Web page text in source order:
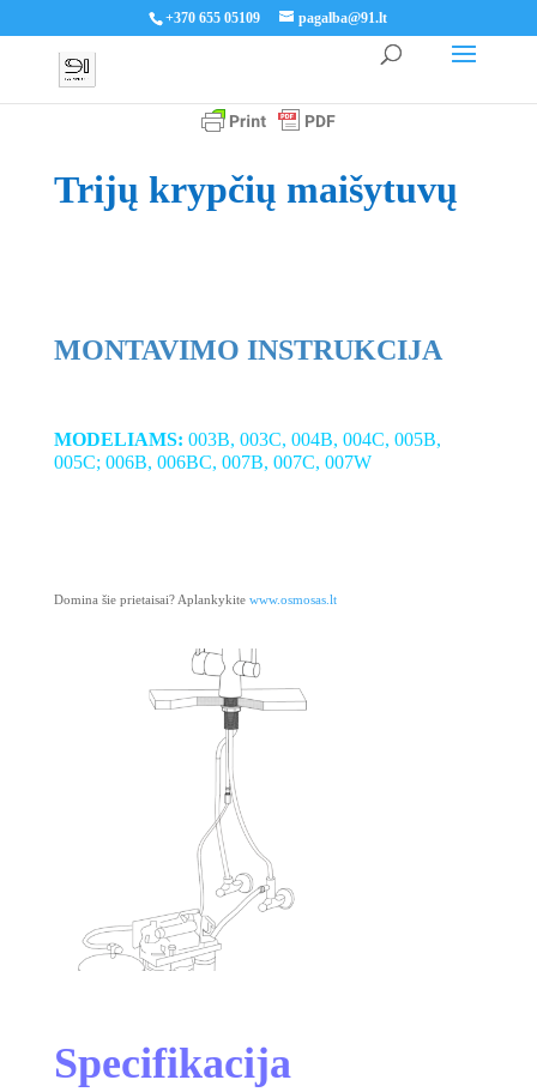
+370 655 05109 pagalba@91.lt
Trijų krypčių maišytuvų
MONTAVIMO INSTRUKCIJA
MODELIAMS: 003B, 003C, 004B, 004C, 005B,
005C; 006B, 006BC, 007B, 007C, 007W
Domina šie prietaisai? Aplankykite www.osmosas.lt
Specifikacija